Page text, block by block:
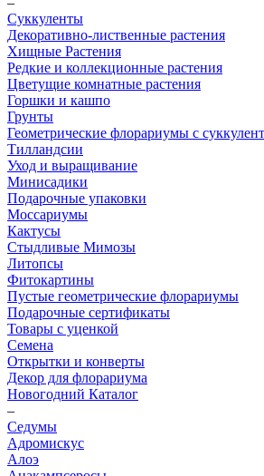
Суккуленты
Декоративно-лиственные растения
Хищные Растения
Редкие и коллекционные растения
Цветущие комнатные растения
Горшки и кашпо
Грунты
Геометрические флорариумы с
Тилландсии
Уход и выращивание
Минисадики
Подарочные упаковки
Моссариумы
Кактусы
Стыдливые Мимозы
Литопсы
Фитокартины
Пустые геометрические флорариумы
Подарочные сертификаты
Товары с уценкой
Семена
Открытки и конверты
Декор для флорариума
Новогодний Каталог
–
Седумы
Адромискус
Алоэ